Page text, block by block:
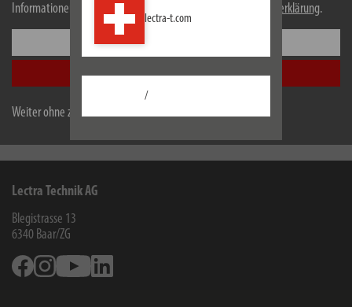
Informationen zu Cookies erhalten Sie in unserer
Datenschutzerklärung.
Alle akzeptieren
Weiter ohne zu akzeptieren
lectra-t.com
/
Technische Daten
Lectra Technik AG
Blegistrasse 13
6340 Baar/ZG
FacebookInstagramYoutube